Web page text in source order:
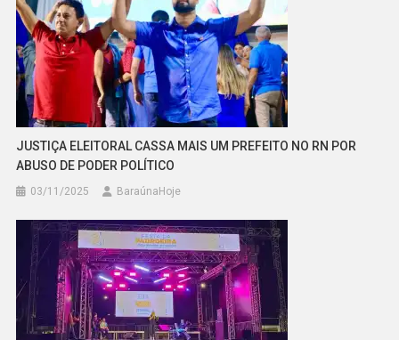
JUSTIÇA ELEITORAL CASSA MAIS UM PREFEITO NO RN POR
ABUSO DE PODER POLÍTICO
03/11/2025 BaraúnaHoje